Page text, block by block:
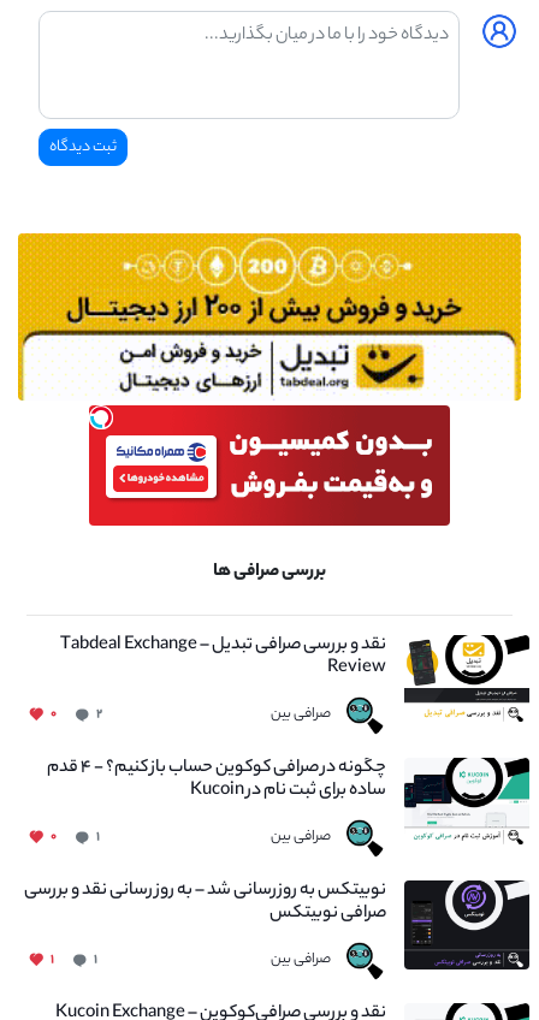
بررسی صرافی ها
نقد و بررسی صرافی تبدیل – Tabdeal Exchange
Review
صرافی بین ۲ ۰
چگونه در صرافی کوکوین حساب باز کنیم؟ - ۴ قدم
ساده برای ثبت نام در Kucoin
صرافی بین ۱ ۰
نوبیتکس به روزرسانی شد – به روز رسانی نقد و بررسی
صرافی نوبیتکس
صرافی بین ۱ ۱
نقد و بررسی صرافی‌کوکوین – Kucoin Exchange